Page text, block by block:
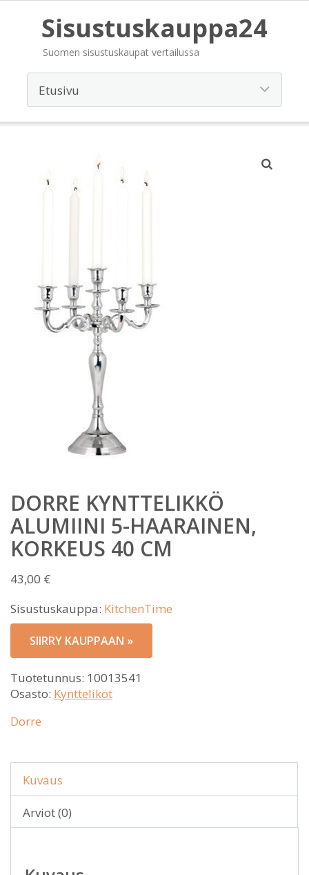
Sisustuskauppa24
Suomen sisustuskaupat vertailussa
DORRE KYNTTELIKKÖ
ALUMIINI 5-HAARAINEN,
KORKEUS 40 CM
43,00 €
Sisustuskauppa: KitchenTime
SIIRRY KAUPPAAN »
Tuotetunnus: 10013541
Osasto: Kyntteliköt
Dorre
Kuvaus
Arviot (0)